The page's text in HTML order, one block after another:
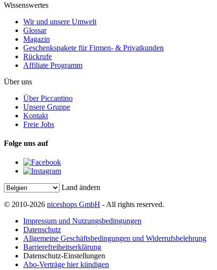
Wissenswertes
Wir und unsere Umwelt
Glossar
Magazin
Geschenkspakete für Firmen- & Privatkunden
Rückrufe
Affiliate Programm
Über uns
Über Piccantino
Unsere Gruppe
Kontakt
Freie Jobs
Folge uns auf
Land ändern
© 2010-2026 niceshops GmbH - All rights reserved.
Impressum und Nutzungsbedingungen
Datenschutz
Allgemeine Geschäftsbedingungen und Widerrufsbelehrung
Barrierefreiheitserklärung
Datenschutz-Einstellungen
Abo-Verträge hier kündigen